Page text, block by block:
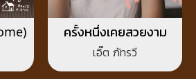
ครั้งหนึ่งเคยสวยงาม
เอิ๊ต ภัทรวี